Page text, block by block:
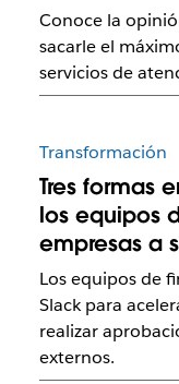
Conoce la
sacarle el
servicios de
Transformación
Tres formas
los equipos
empresas a
Los equipos de
Slack para
realizar
externos.